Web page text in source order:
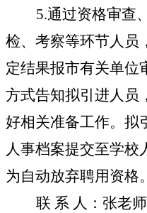
5.通过资格审查
检、考察等环节人员
定结果报市有关单位
方式告知拟引进人员
好相关准备工作。拟
人事档案提交至学校
为自动放弃聘用资格。
联 系 人：张老